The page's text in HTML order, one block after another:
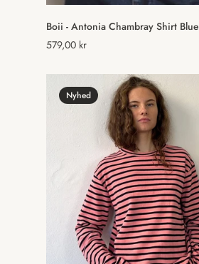
Vælg muligheder
Boii - Antonia Chambray Shirt Blue
Normal
579,00 kr
Nyhed